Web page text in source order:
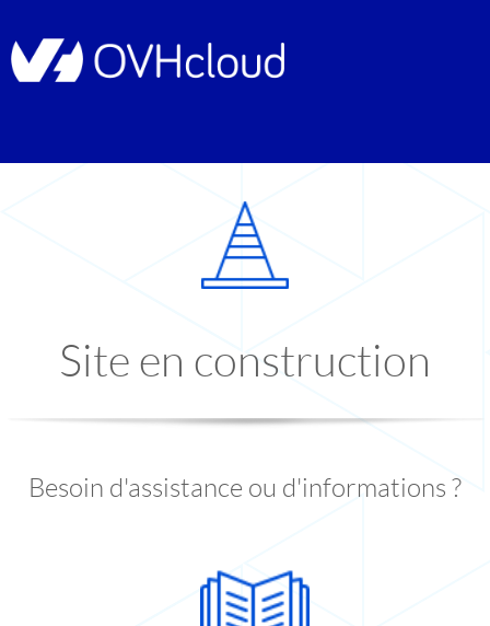
Site en construction
Besoin d'assistance ou d'informations ?